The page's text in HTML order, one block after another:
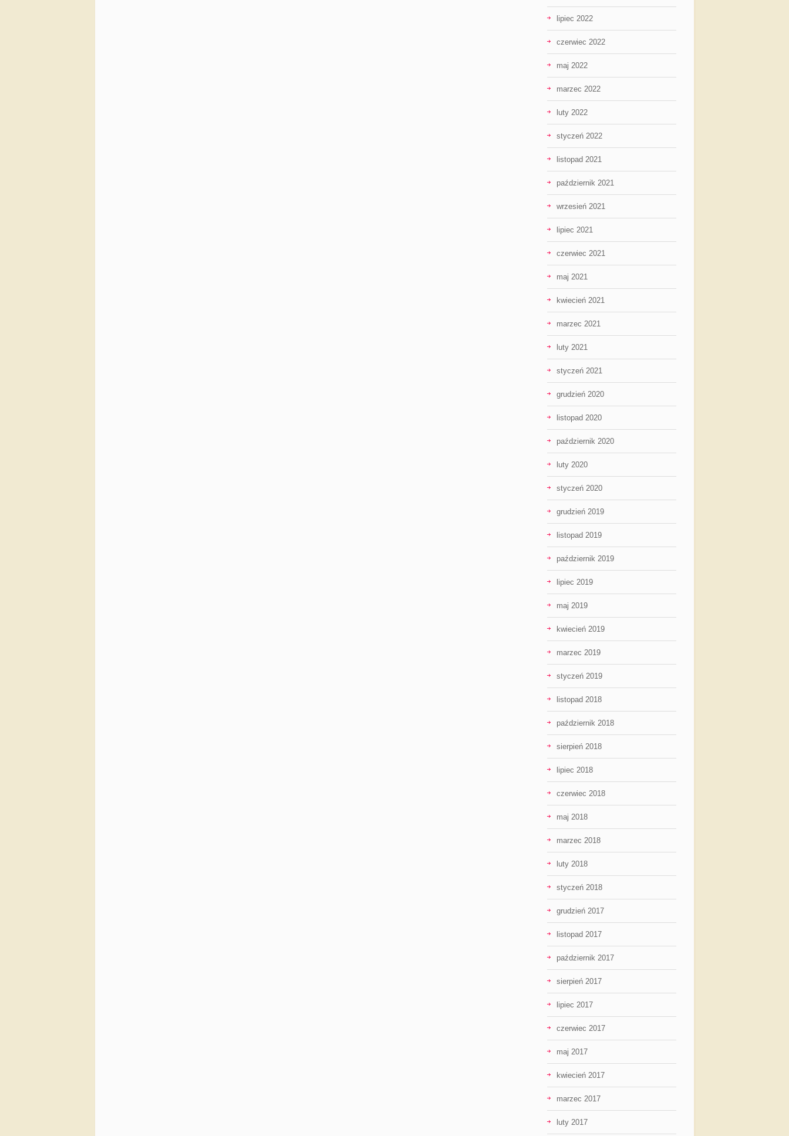
lipiec 2022
czerwiec 2022
maj 2022
marzec 2022
luty 2022
styczeń 2022
listopad 2021
październik 2021
wrzesień 2021
lipiec 2021
czerwiec 2021
maj 2021
kwiecień 2021
marzec 2021
luty 2021
styczeń 2021
grudzień 2020
listopad 2020
październik 2020
luty 2020
styczeń 2020
grudzień 2019
listopad 2019
październik 2019
lipiec 2019
maj 2019
kwiecień 2019
marzec 2019
styczeń 2019
listopad 2018
październik 2018
sierpień 2018
lipiec 2018
czerwiec 2018
maj 2018
marzec 2018
luty 2018
styczeń 2018
grudzień 2017
listopad 2017
październik 2017
sierpień 2017
lipiec 2017
czerwiec 2017
maj 2017
kwiecień 2017
marzec 2017
luty 2017